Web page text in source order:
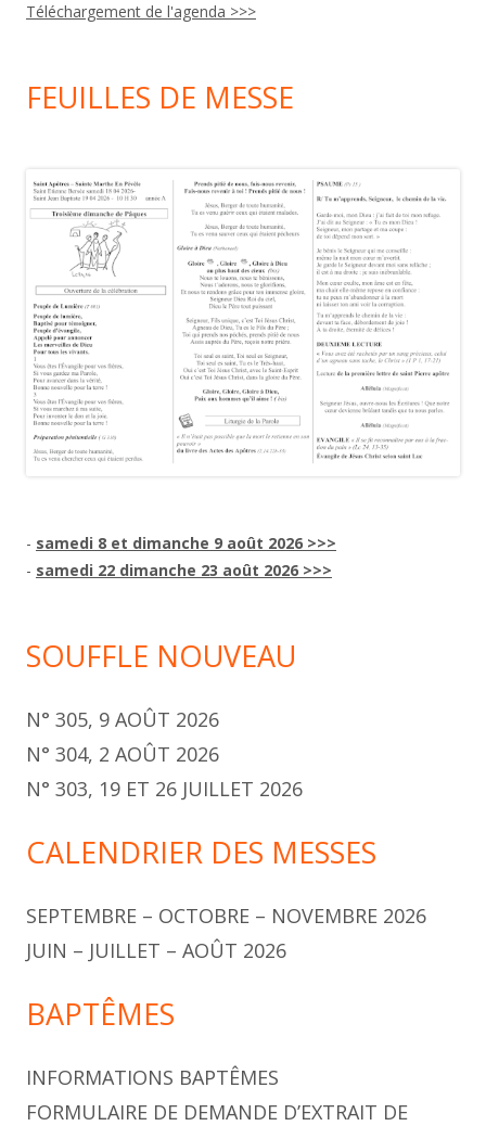
Téléchargement de l'agenda >>>
FEUILLES DE MESSE
- samedi 8 et dimanche 9 août 2026 >>>
- samedi 22 dimanche 23 août 2026 >>>
SOUFFLE NOUVEAU
N° 305, 9 AOÛT 2026
N° 304, 2 AOÛT 2026
N° 303, 19 ET 26 JUILLET 2026
CALENDRIER DES MESSES
SEPTEMBRE – OCTOBRE – NOVEMBRE 2026
JUIN – JUILLET – AOÛT 2026
BAPTÊMES
INFORMATIONS BAPTÊMES
FORMULAIRE DE DEMANDE D’EXTRAIT DE